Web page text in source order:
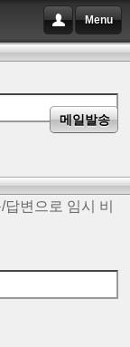
Menu
변으로 임시 비